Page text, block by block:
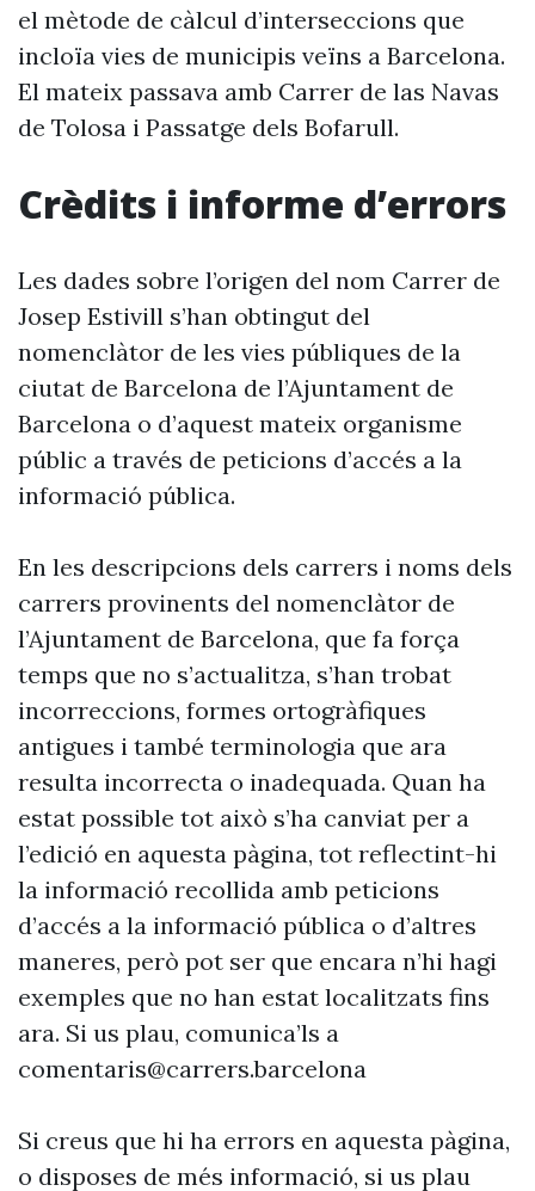
el mètode de càlcul d’interseccions que
incloïa vies de municipis veïns a Barcelona.
El mateix passava amb Carrer de las Navas
de Tolosa i Passatge dels Bofarull.
Crèdits i informe d’errors
Les dades sobre l’origen del nom Carrer de
Josep Estivill s’han obtingut del
nomenclàtor de les vies públiques de la
ciutat de Barcelona de l’Ajuntament de
Barcelona o d’aquest mateix organisme
públic a través de peticions d’accés a la
informació pública.
En les descripcions dels carrers i noms dels
carrers provinents del nomenclàtor de
l’Ajuntament de Barcelona, que fa força
temps que no s’actualitza, s’han trobat
incorreccions, formes ortogràfiques
antigues i també terminologia que ara
resulta incorrecta o inadequada. Quan ha
estat possible tot això s’ha canviat per a
l’edició en aquesta pàgina, tot reflectint-hi
la informació recollida amb peticions
d’accés a la informació pública o d’altres
maneres, però pot ser que encara n’hi hagi
exemples que no han estat localitzats fins
ara. Si us plau, comunica’ls a
comentaris@carrers.barcelona
Si creus que hi ha errors en aquesta pàgina,
o disposes de més informació, si us plau